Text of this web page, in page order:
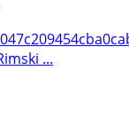
...